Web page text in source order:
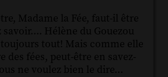
Madame la Fée, faut-il être
Hélène du Gouezou
tout! Mais comme elle
des fées, peut-être en savez-
ne voulez bien le dire...